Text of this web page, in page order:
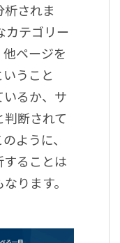
されま
カテゴリー
ページを
うこと
るか、サ
断されて
ように、
ることは
ります。